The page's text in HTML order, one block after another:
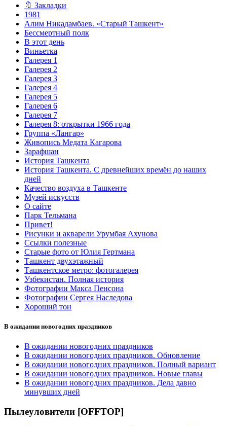
🔖 Закладки
1981
Алим Никадамбаев. «Старый Ташкент»
Бессмертный полк
В этот день
Виньетка
Галерея 1
Галерея 2
Галерея 3
Галерея 4
Галерея 5
Галерея 6
Галерея 7
Галерея 8: открытки 1966 года
Группа «Лангар»
Живопись Медата Кагарова
Зарафшан
История Ташкента
История Ташкента. С древнейших времён до наших
дней
Качество воздуха в Ташкенте
Музей искусств
О сайте
Парк Тельмана
Привет!
Рисунки и акварели Урумбая Ахунова
Ссылки полезные
Старые фото от Юлия Гертмана
Ташкент двухэтажный
Ташкентское метро: фотогалерея
Узбекистан. Полная история
Фотографии Макса Пенсона
Фотографии Сергея Наследова
Хороший тон
В ожидании новогодних праздников
В ожидании новогодних праздников
В ожидании новогодних праздников. Обновление
В ожидании новогодних праздников. Полный вариант
В ожидании новогодних праздников. Новые главы
В ожидании новогодних праздников. Дела давно
минувших дней
Пылеуловители [OFFTOP]